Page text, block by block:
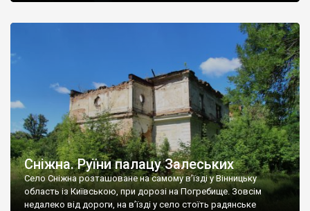
Наддністрянське відрізняється від більшості навколишніх
сіл. У селі є мурована Михайлівська церква. Точної дати […]
Сніжна. Руїни палацу Залеських
Село Сніжна розташоване на самому в’їзді у Вінницьку
область із Київською, при дорозі на Погребище. Зовсім
недалеко від дороги, на в’їзді у село стоїть радянське